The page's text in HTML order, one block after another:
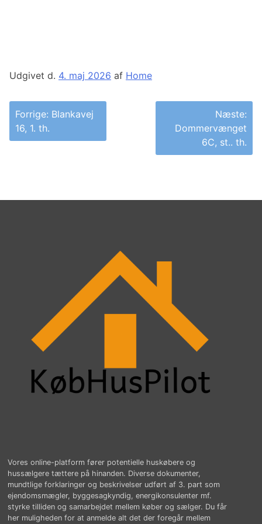
Udgivet d. 4. maj 2026 af Home
Indlægsnavigation
Forrige: Blankavej
16, 1. th.
Næste:
Dommervænget
6C, st.. th.
Vores online-platform fører potentielle huskøbere og
hussælgere tættere på hinanden. Diverse dokumenter,
mundtlige forklaringer og beskrivelser udført af 3. part som
ejendomsmægler, byggesagkyndig, energikonsulenter mf.
styrke tilliden og samarbejdet mellem køber og sælger. Du får
her muligheden for at anmelde alt det der foregår mellem